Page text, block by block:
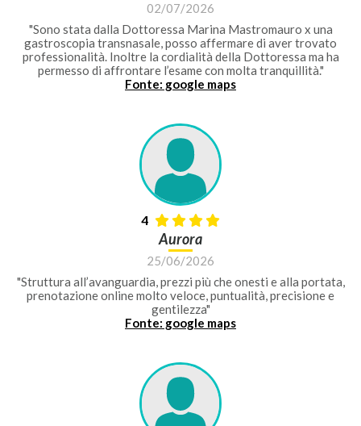
02/07/2026
"Sono stata dalla Dottoressa Marina Mastromauro x una
gastroscopia transnasale, posso affermare di aver trovato
professionalità. Inoltre la cordialità della Dottoressa ma ha
permesso di affrontare l’esame con molta tranquillità."
Fonte: google maps
4
Aurora
25/06/2026
"Struttura all’avanguardia, prezzi più che onesti e alla portata,
prenotazione online molto veloce, puntualità, precisione e
gentilezza"
Fonte: google maps